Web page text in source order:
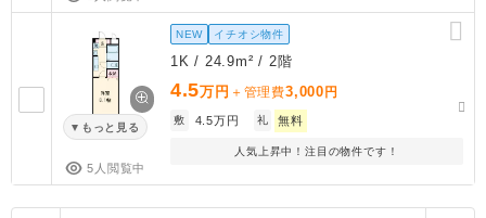
もっと見る
5人閲覧中
NEW イチオシ物件
1K / 24.9m² / 2階
4.5万円 ＋管理費3,000 円
敷 4.5万円 礼 無料
人気上昇中！注目の物件です！